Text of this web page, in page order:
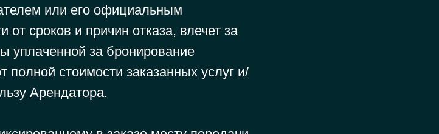
или его официальным
от сроков и причин отказа, влечет за
уплаченной за бронирование
стоимости заказанных услуг и/
Арендатора.